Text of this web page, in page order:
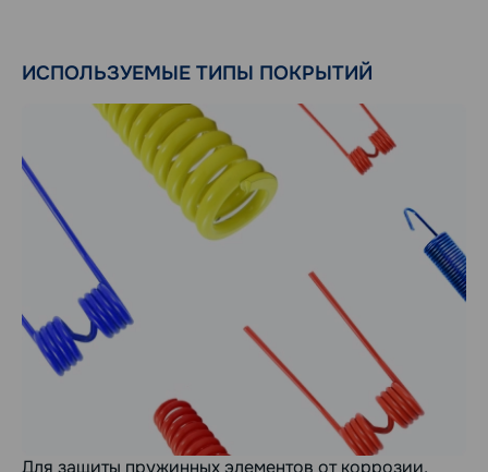
ИСПОЛЬЗУЕМЫЕ ТИПЫ ПОКРЫТИЙ